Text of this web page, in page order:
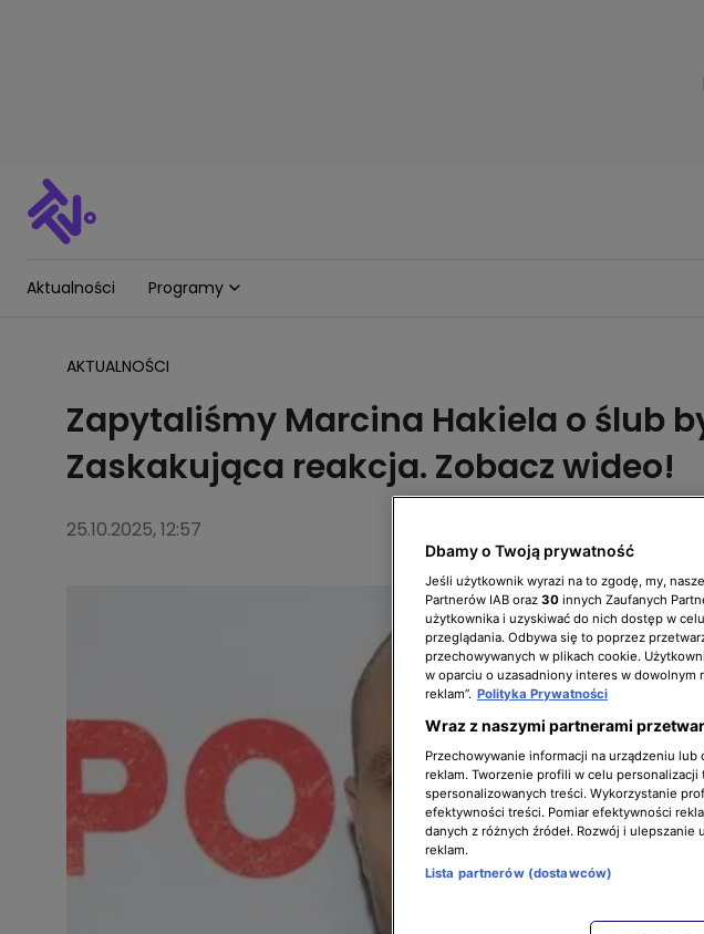
Aktualności Programy
AKTUALNOŚCI
Zapytaliśmy Marcina Hakiela o ślub
Zaskakująca reakcja. Zobacz wideo!
25.10.2025, 12:57
Dbamy o Twoją prywatność
Jeśli użytkownik wyrazi na to zgodę, my, nasze
Partnerów IAB oraz 30 innych Zaufanych
użytkownika i uzyskiwać do nich dostęp w
przeglądania. Odbywa się to poprzez
przechowywanych w plikach cookie.
w oparciu o uzasadniony interes w dowolnym
reklam”. Polityka Prywatności
Wraz z naszymi partnerami
Przechowywanie informacji na urządzeniu
reklam. Tworzenie profili w celu
spersonalizowanych treści. Wykorzystanie
efektywności treści. Pomiar efektywności
danych z różnych źródeł. Rozwój i
reklam.
Lista partnerów (dostawców)